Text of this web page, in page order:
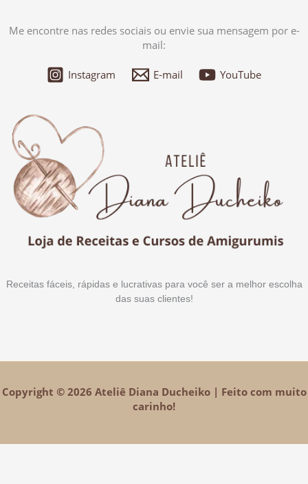
Me encontre nas redes sociais ou envie sua mensagem por e-
mail:
Instagram E-mail YouTube
Receitas fáceis, rápidas e lucrativas para você ser a melhor escolha
das suas clientes!
Copyright © 2026 Ateliê Diana Ducheiko | Feito com muito
carinho!